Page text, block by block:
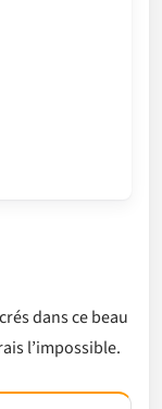
dans ce beau
l’impossible.